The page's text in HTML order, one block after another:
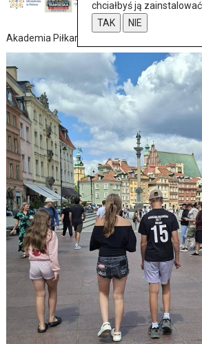
Akademia Piłkarska nie próżnuje
chciałbyś ją
TAK
NIE